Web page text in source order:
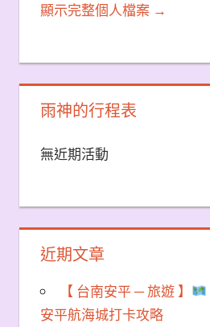
顯示完整個人檔案 →
雨神的行程表
無近期活動
近期文章
【 台南安平 ─ 旅遊 】
安平航海城打卡攻略